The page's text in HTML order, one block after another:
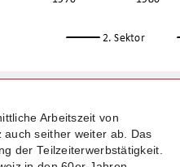
Arbeitszeit von
auch seither weiter ab. Das
der Teilzeiterwerbstätigkeit.